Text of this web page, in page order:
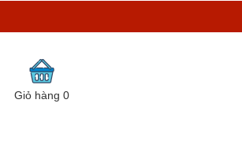
Giỏ hàng0